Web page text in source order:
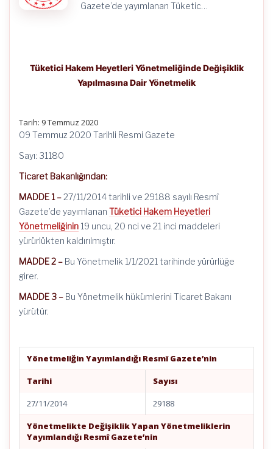
Gazete’de yayımlanan Tüketic…
Tüketici Hakem Heyetleri Yönetmeliğinde Değişiklik
Yapılmasına Dair Yönetmelik
Tarih: 9 Temmuz 2020
09 Temmuz 2020 Tarihli Resmi Gazete
Sayı: 31180
Ticaret Bakanlığından:
MADDE 1 –27/11/2014 tarihli ve 29188 sayılı Resmî
Gazete’de yayımlanan Tüketici Hakem Heyetleri
Yönetmeliğinin 19 uncu, 20 nci ve 21 inci maddeleri
yürürlükten kaldırılmıştır.
MADDE 2 – Bu Yönetmelik 1/1/2021 tarihinde yürürlüğe
girer.
MADDE 3 – Bu Yönetmelik hükümlerini Ticaret Bakanı
yürütür.
Yönetmeliğin Yayımlandığı Resmî Gazete’nin
Tarihi Sayısı
27/11/2014 29188
Yönetmelikte Değişiklik Yapan Yönetmeliklerin
Yayımlandığı Resmî Gazete’nin